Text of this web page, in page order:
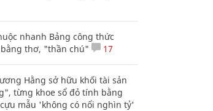
nhanh Bảng công thức
thơ, "thần chú"
17
Hằng sở hữu khối tài sản
từng khoe sổ đỏ tính bằng
mẫu 'không có nổi nghìn tỷ'